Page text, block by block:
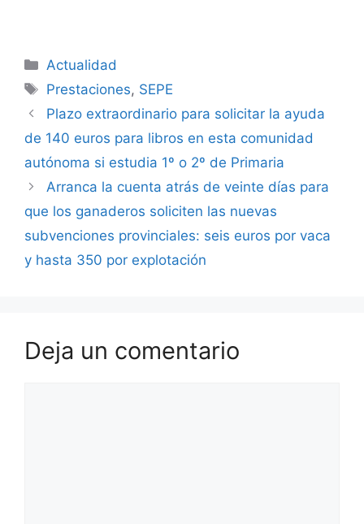
Categorías
Actualidad
Etiquetas
Prestaciones, SEPE
Plazo extraordinario para solicitar la ayuda
de 140 euros para libros en esta comunidad
autónoma si estudia 1º o 2º de Primaria
Arranca la cuenta atrás de veinte días para
que los ganaderos soliciten las nuevas
subvenciones provinciales: seis euros por vaca
y hasta 350 por explotación
Deja un comentario